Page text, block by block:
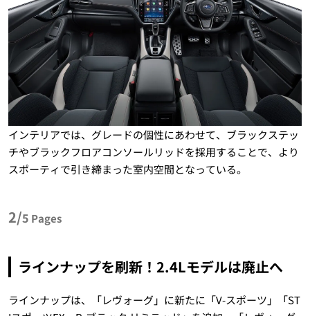
インテリアでは、グレードの個性にあわせて、ブラックステッ
チやブラックフロアコンソールリッドを採用することで、より
スポーティで引き締まった室内空間となっている。
2/5 Pages
ラインナップを刷新！2.4Lモデルは廃止へ
ラインナップは、「レヴォーグ」に新たに「V-スポーツ」「ST